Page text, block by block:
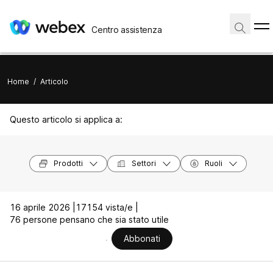
Centro assistenza
Home / Articolo
Questo articolo si applica a:
Prodotti Settori Ruoli
16 aprile 2026 |
17154 vista/e |
76 persone pensano che sia stato utile
Abbonati